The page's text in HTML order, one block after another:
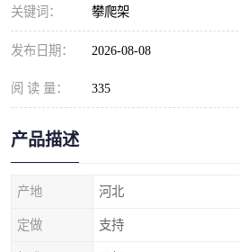
关键词： 攀爬架
发布日期： 2026-08-08
阅 读 量： 335
产品描述
产地 河北
定做 支持